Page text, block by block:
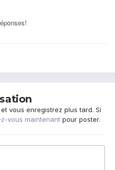
vous enregistrez plus tard. Si
vous maintenant pour poster.